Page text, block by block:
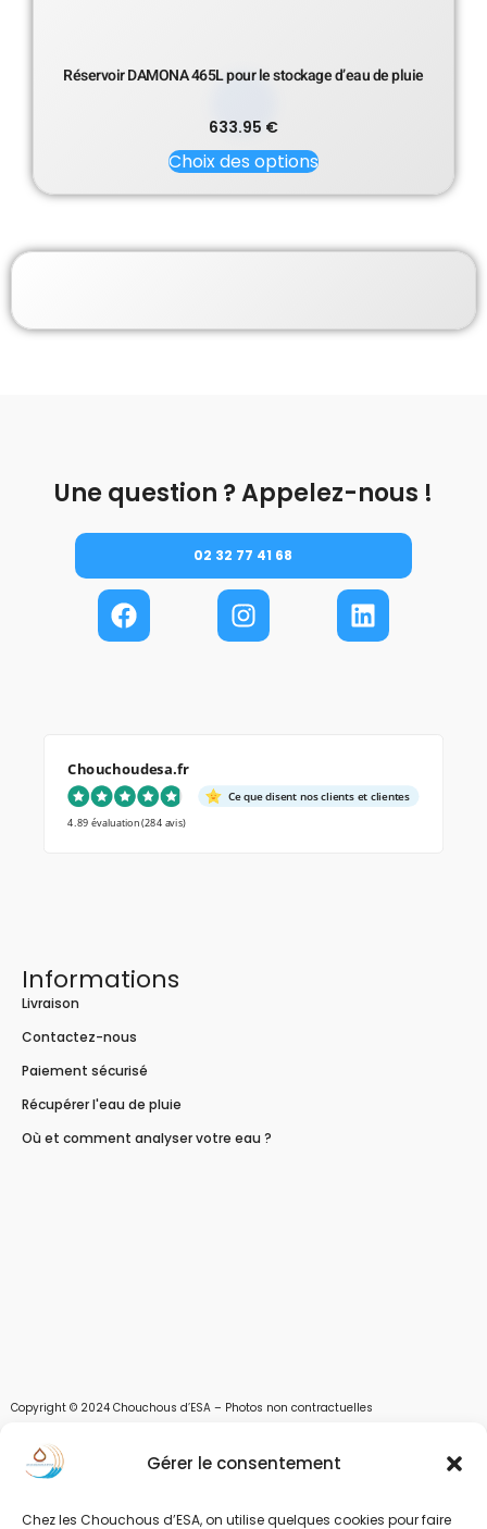
Gérer le consentement
Chez les Chouchous d’ESA, on utilise quelques cookies pour faire
Réservoir DAMONA 465L pour le stockage d’eau de pluie
633.95 €
Choix des options
Une question ? Appelez-nous !
02 32 77 41 68
Chouchoudesa.fr
Ce que disent nos clients et clientes
4.89 évaluation(284 avis)
Informations
Livraison
Contactez-nous
Paiement sécurisé
Récupérer l'eau de pluie
Où et comment analyser votre eau ?
Copyright © 2024 Chouchous d’ESA – Photos non contractuelles
Les chouchous d’Esa vous apportent toutes les solutions pour récupérer l’eau de
pluie, et des moyens pour stocker, filtrer, traiter et potabiliser l’eau d’un forage,
Soleil et Air nous proposons également des équipements pour décontaminer de